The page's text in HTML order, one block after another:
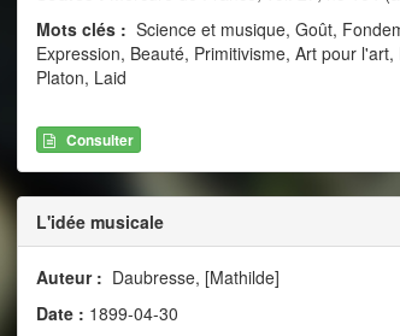
Mots clés : Science et musique, Goût,
Expression, Beauté, Primitivisme, Art pour
Platon, Laid
Consulter
L'idée musicale
Auteur : Daubresse, [Mathilde]
Date : 1899-04-30